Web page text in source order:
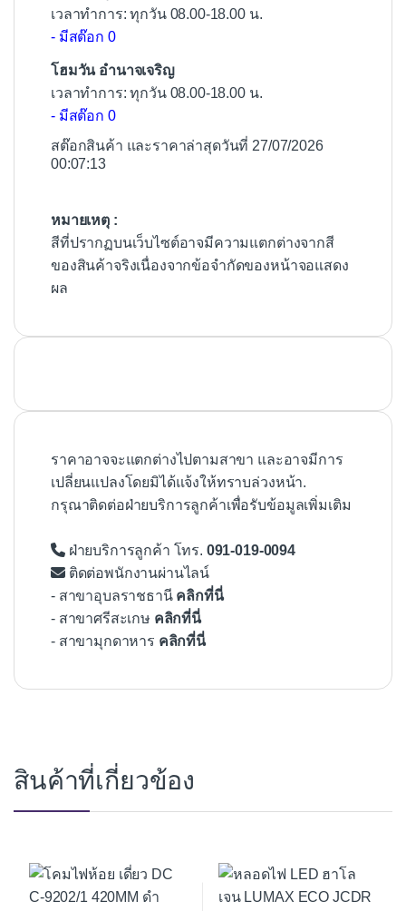
เวลาทำการ: ทุกวัน 08.00-18.00 น.
- มีสต๊อก 0
โฮมวัน อำนาจเจริญ
เวลาทำการ: ทุกวัน 08.00-18.00 น.
- มีสต๊อก 0
สต๊อกสินค้า และราคาล่าสุดวันที่ 27/07/2026
00:07:13
หมายเหตุ :
สีที่ปรากฏบนเว็บไซต์อาจมีความแตกต่างจากสี
ของสินค้าจริงเนื่องจากข้อจำกัดของหน้าจอแสดง
ผล
ราคาอาจจะแตกต่างไปตามสาขา และอาจมีการ
เปลี่ยนแปลงโดยมิได้แจ้งให้ทราบล่วงหน้า.
กรุณาติดต่อฝ่ายบริการลูกค้าเพื่อรับข้อมูลเพิ่มเติม
ฝ่ายบริการลูกค้า โทร. 091-019-0094
ติดต่อพนักงานผ่านไลน์
- สาขาอุบลราชธานี คลิกที่นี่
- สาขาศรีสะเกษ คลิกที่นี่
- สาขามุกดาหาร คลิกที่นี่
สินค้าที่เกี่ยวข้อง